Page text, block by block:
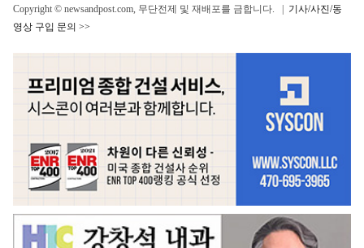
Copyright © newsandpost.com, 무단전제 및 재배포를 금합니다. | 기사/사진/동
영상 구입 문의 >>